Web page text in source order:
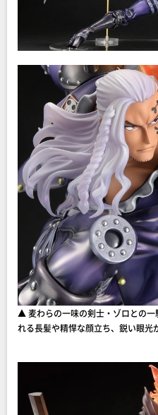
▲ 麦わらの一味の剣士・ゾロとの
れる長髪や精悍な顔立ち、鋭い眼光